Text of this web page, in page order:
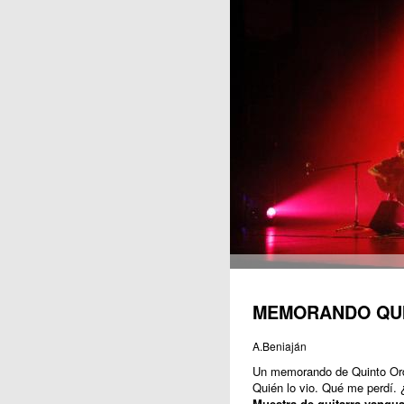
MEMORANDO
A.Beniaján
Un memorando de Quinto
Quién lo vio. Qué me perdí.